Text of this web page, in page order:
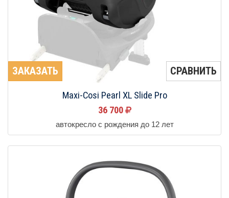
ЗАКАЗАТЬ СРАВНИТЬ
Maxi-Cosi Pearl XL Slide Pro
36 700
автокресло с рождения до 12 лет